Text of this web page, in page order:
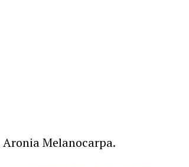
Aronia Melanocarpa.